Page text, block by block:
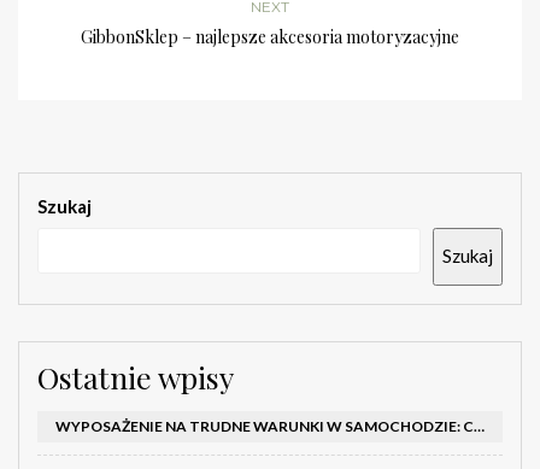
NEXT
GibbonSklep – najlepsze akcesoria motoryzacyjne
Szukaj
Szukaj
Ostatnie wpisy
WYPOSAŻENIE NA TRUDNE WARUNKI W SAMOCHODZIE: CO MIEĆ ZIMĄ, W TRASIE I NA WYPADEK AWARII